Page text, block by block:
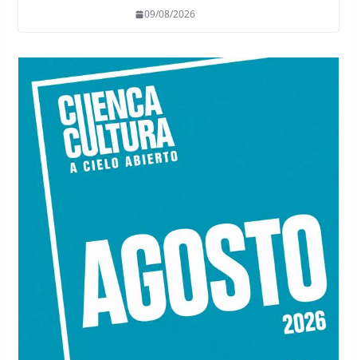
09/08/2026